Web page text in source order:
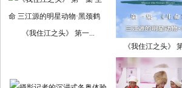
《我住江之头》 第一...
《我住江之头》